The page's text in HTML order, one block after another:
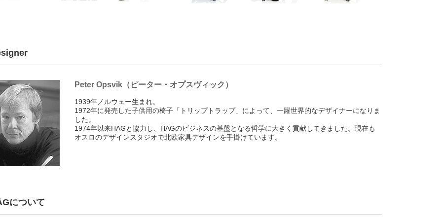
Peter Opsvik（ピーター・オプスヴィック）
1939年ノルウェー生まれ。
1972年に発売した子供用の椅子「トリップトラップ」によって、一躍世界的なデザイナーになりま
した。
1974年以来HAGと協力し、HAGのビジネスの基盤となる哲学に大きく貢献してきました。現在も
オスロのデザインスタジオで北欧家具デザインを手掛けています。
について